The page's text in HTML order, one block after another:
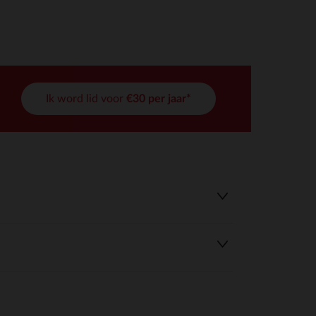
aan te passen en te beheren, en zorgt ervoor dat aan
Ik word lid voor €30 per jaar*